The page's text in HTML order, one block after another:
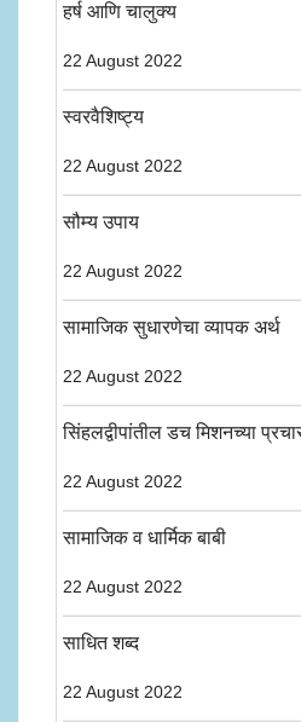
हर्ष आणि चालुक्य
22 August 2022
स्वरवैशिष्ट्य
22 August 2022
सौम्य उपाय
22 August 2022
सामाजिक सुधारणेचा व्यापक अर्थ
22 August 2022
सिंहलद्वीपांतील डच मिशनच्या
22 August 2022
सामाजिक व धार्मिक बाबी
22 August 2022
साधित शब्द
22 August 2022